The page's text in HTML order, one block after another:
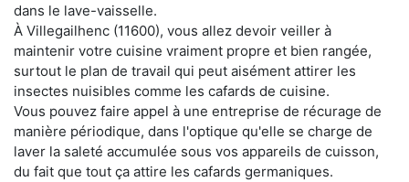
dans le lave-vaisselle.
À Villegailhenc (11600), vous allez devoir veiller à
maintenir votre cuisine vraiment propre et bien rangée,
surtout le plan de travail qui peut aisément attirer les
insectes nuisibles comme les cafards de cuisine.
Vous pouvez faire appel à une entreprise de récurage de
manière périodique, dans l'optique qu'elle se charge de
laver la saleté accumulée sous vos appareils de cuisson,
du fait que tout ça attire les cafards germaniques.